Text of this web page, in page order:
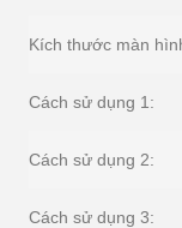
Kích thước màn
Cách sử dụng 1:
Cách sử dụng 2:
Cách sử dụng 3: